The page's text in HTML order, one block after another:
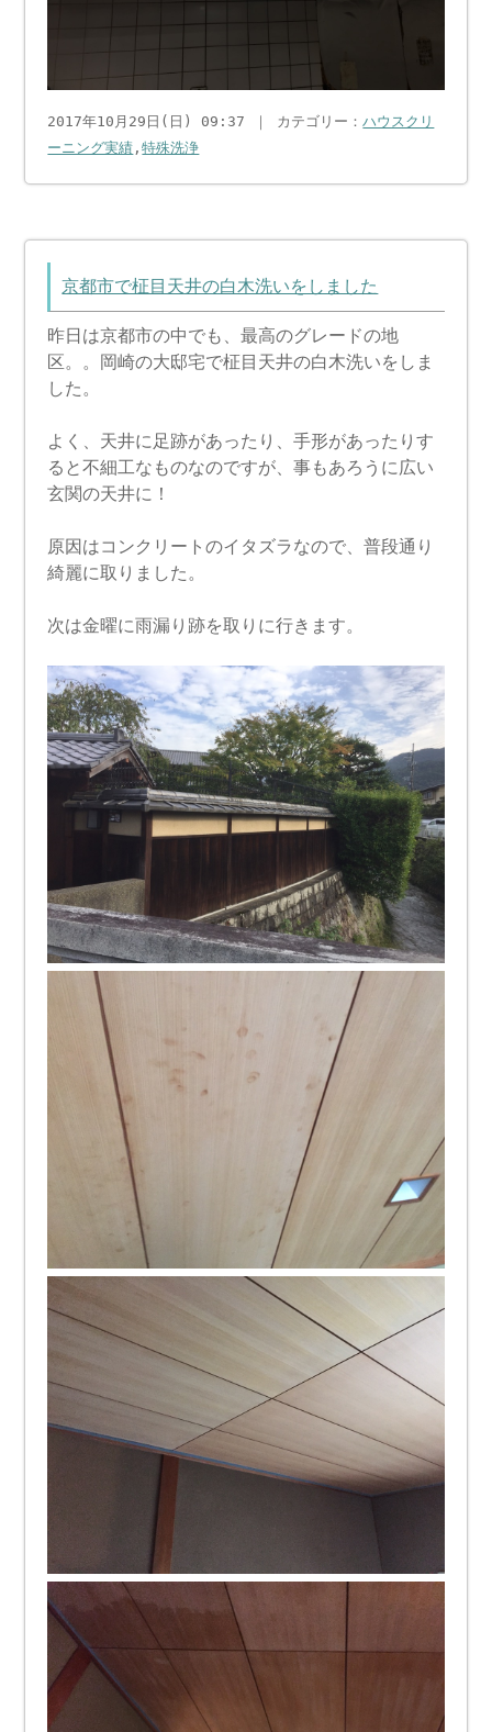
2017年10月29日(日) 09:37 ｜ カテゴリー：ハウスクリ
ーニング実績 ,特殊洗浄
京都市で柾目天井の白木洗いをしました
昨日は京都市の中でも、最高のグレードの地
区。。岡崎の大邸宅で柾目天井の白木洗いをしま
した。
よく、天井に足跡があったり、手形があったりす
ると不細工なものなのですが、事もあろうに広い
玄関の天井に！
原因はコンクリートのイタズラなので、普段通り
綺麗に取りました。
次は金曜に雨漏り跡を取りに行きます。